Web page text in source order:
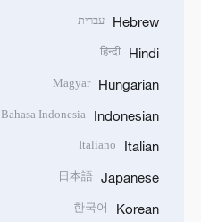
Hebrew עברית
Hindi
हिन्दी
Hungarian
Magyar
Indonesian
Bahasa Indonesia
Italian
Italiano
Japanese
日本語
Korean
한국어